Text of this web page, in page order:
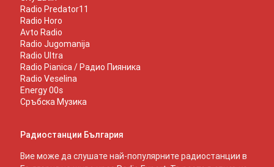
Radio Predator11
Radio Horo
Avto Radio
Radio Jugomanija
Radio Ultra
Radio Pianica / Радио Пияника
Radio Veselina
Energy 00s
Сръбска Музика
Радиостанции България
Вие може да слушате най-популярните радиостанции в